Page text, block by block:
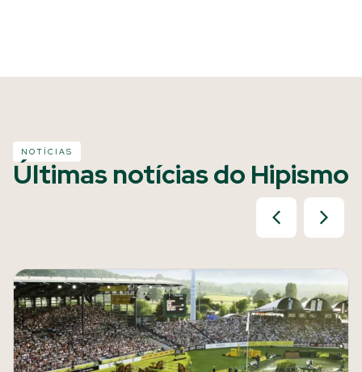
NOTÍCIAS
Últimas notícias do Hipismo